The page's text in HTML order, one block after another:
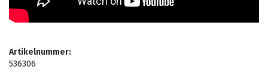
Artikelnummer:
536306